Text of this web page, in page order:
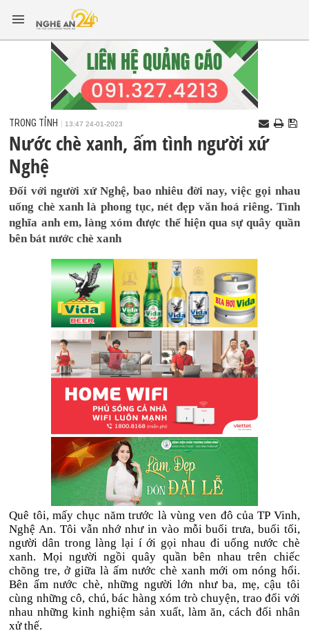
TRONG TỈNH 13:47 24-01-2023
Nước chè xanh, ấm tình người xứ
Nghệ
Đối với người xứ Nghệ, bao nhiêu đời nay, việc gọi nhau
uống chè xanh là phong tục, nét đẹp văn hoá riêng. Tình
nghĩa anh em, làng xóm được thể hiện qua sự quây quần
bên bát nước chè xanh
Quê tôi, mấy chục năm trước là vùng ven đô của TP Vinh,
Nghệ An. Tôi vẫn nhớ như in vào mỗi buổi trưa, buổi tối,
người dân trong làng lại í ới gọi nhau đi uống nước chè
xanh. Mọi người ngồi quây quần bên nhau trên chiếc
chõng tre, ở giữa là ấm nước chè xanh mới om nóng hổi.
Bên ấm nước chè, những người lớn như ba, mẹ, cậu tôi
cùng những cô, chú, bác hàng xóm trò chuyện, trao đổi với
nhau những kinh nghiệm sản xuất, làm ăn, cách đối nhân
xử thế.